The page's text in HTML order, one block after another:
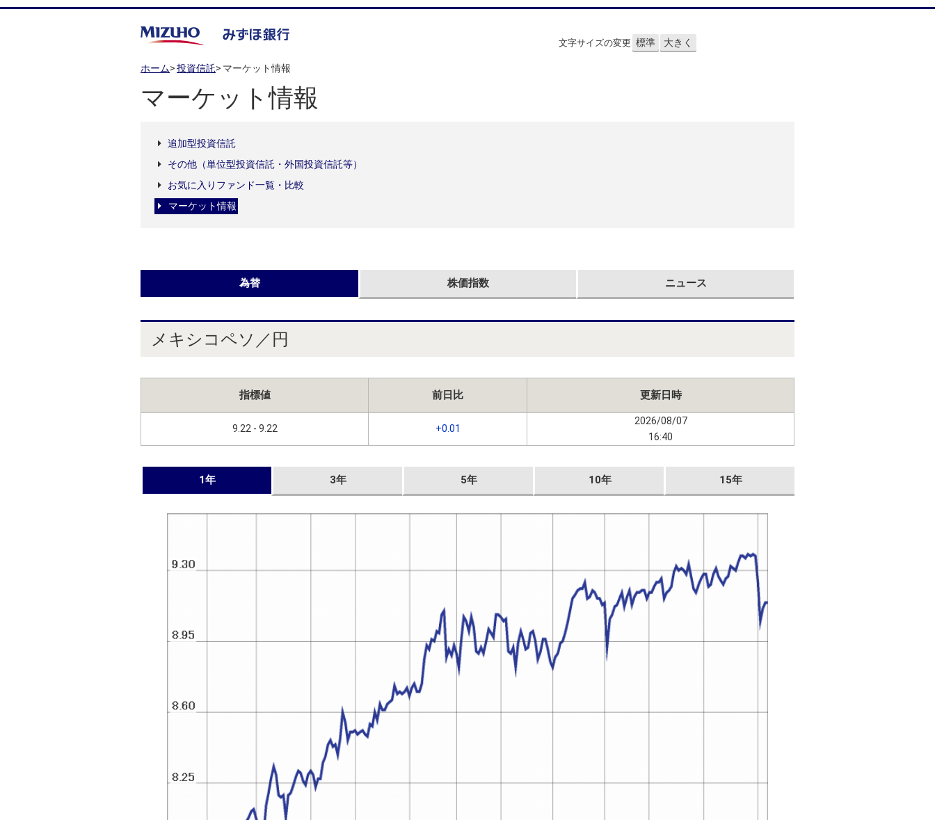
文字サイズの変更 標準 大きく
ホーム>投資信託> マーケット情報
マーケット情報
追加型投資信託
その他（単位型投資信託・外国投資信託等）
お気に入りファンド一覧・比較
マーケット情報
為替 株価指数 ニュース
メキシコペソ／円
指標値 前日比 更新日時
9.22 - 9.22 +0.01
2026/08/07
16:40
1年 3年 5年 10年 15年